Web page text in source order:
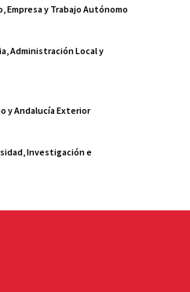
Empresa y Trabajo Autónomo
Administración Local y
y Andalucía Exterior
Investigación e